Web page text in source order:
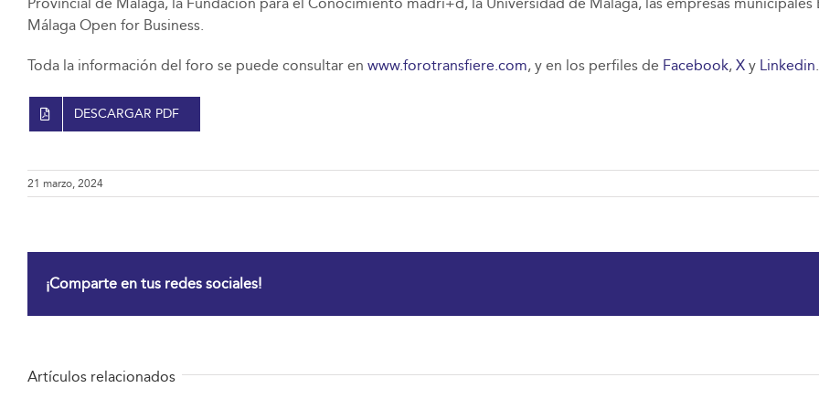
Málaga Open for Business.
Toda la información del foro se puede consultar en www.forotransfiere.com, y en los perfiles de Facebook, Xy Linkedin.
DESCARGAR PDF
21 marzo, 2024
¡Comparte en tus redes sociales!
Artículos relacionados